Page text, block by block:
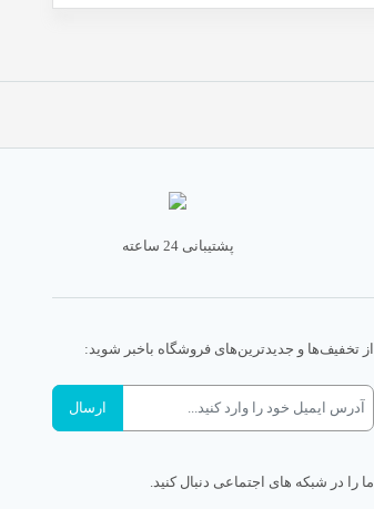
پشتیبانی 24 ساعته
از تخفیف‌ها و جدیدترین‌های فروشگاه باخبر شوید:
ما را در شبکه های اجتماعی دنبال کنید.